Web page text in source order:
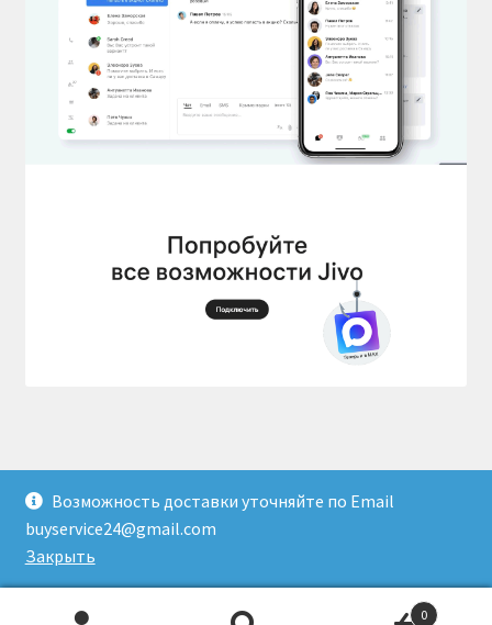
Возможность доставки уточняйте по Email
buyservice24@gmail.com
Закрыть
© Доставка товаров из Гонконга 2026
Создано с помощью WooCommerce
0